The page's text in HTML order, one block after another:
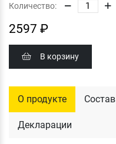
Количество:
2597 ₽
В корзину
О продукте Состав
Декларации